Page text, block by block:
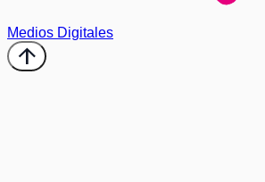
Medios Digitales
arrow_upward